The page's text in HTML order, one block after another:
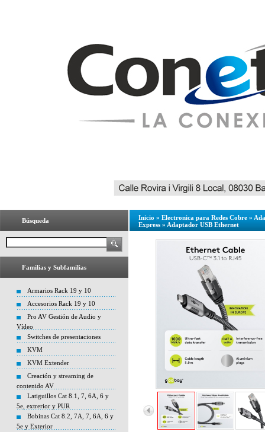
Búsqueda
Familias y Subfamilias
Armarios Rack 19 y 10
Accesorios Rack 19 y 10
Pro AV Gestión de Audio y
Vídeo
Switches de presentaciones
KVM
KVM Extender
Creación y streaming de
contenido AV
Latiguillos Cat 8.1, 7, 6A, 6 y
5e, extrerior y PUR
Bobinas Cat 8.2, 7A, 7, 6A, 6 y
5e y Exterior
Inicio » Electronica para Redes Cobre »
Express » Adaptador USB Ethernet